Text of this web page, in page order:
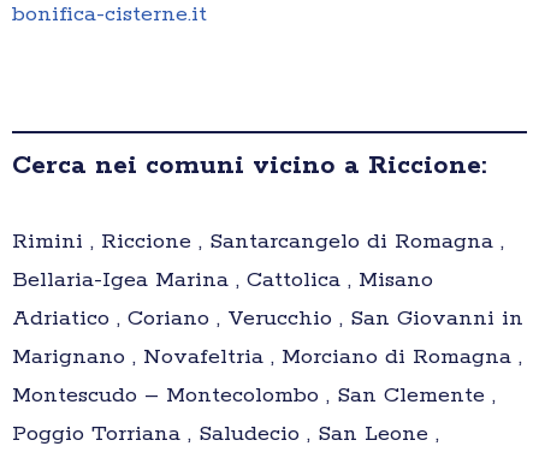
bonifica-cisterne.it
Cerca nei comuni vicino a Riccione:
Rimini , Riccione , Santarcangelo di Romagna ,
Bellaria-Igea Marina , Cattolica , Misano
Adriatico , Coriano , Verucchio , San Giovanni in
Marignano , Novafeltria , Morciano di Romagna ,
Montescudo – Montecolombo , San Clemente ,
Poggio Torriana , Saludecio , San Leone ,